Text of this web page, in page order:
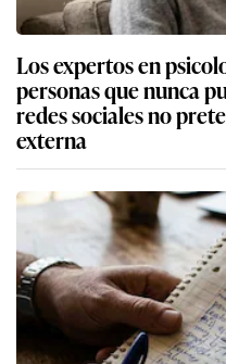
Los expertos en
personas que nunca
redes sociales no
externa